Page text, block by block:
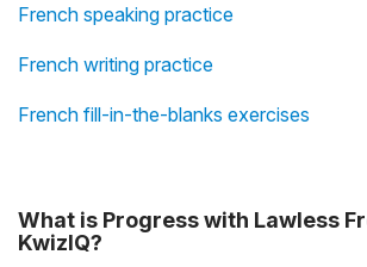
French speaking practice
French writing practice
French fill-in-the-blanks exercises
What is Progress with Lawless
KwizIQ?